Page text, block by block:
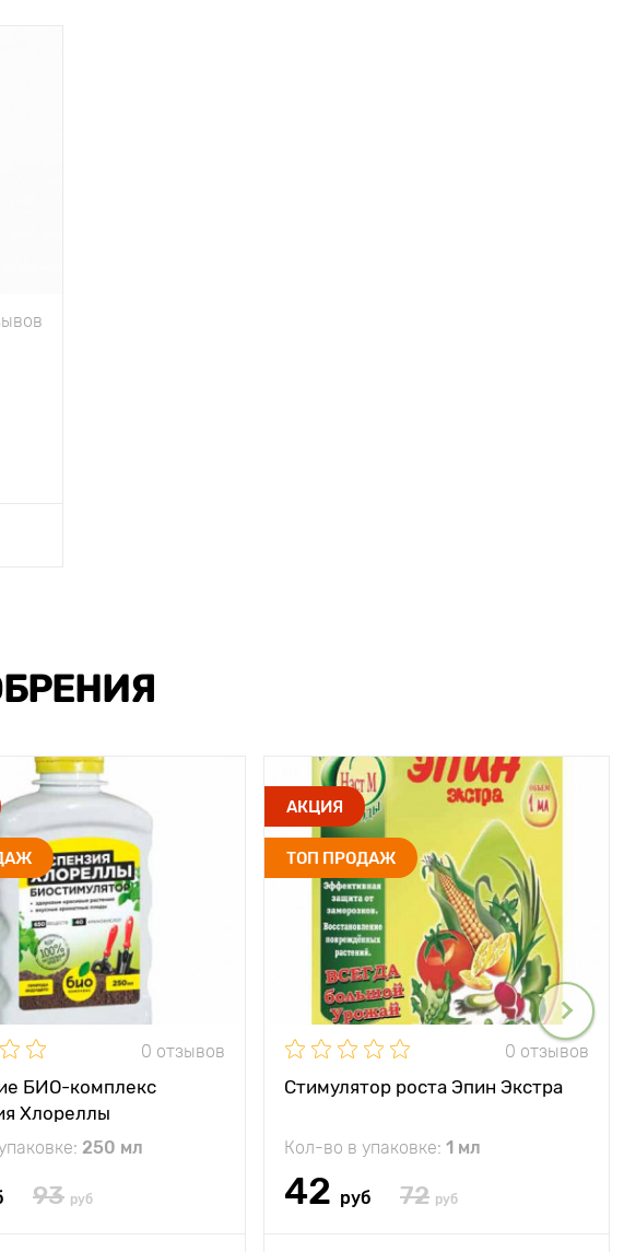
0 отзывов
БИО-комплекс
Хлореллы
250 мл
93 руб
АКЦИЯ
ТОП ПРОДАЖ
0 отзывов
Стимулятор роста Эпин Экстра
Кол-во в упаковке: 1 мл
42 руб 72 руб